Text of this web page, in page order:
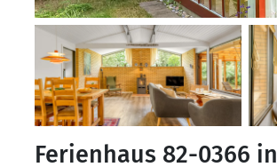
Ferienhaus 82-0366 in